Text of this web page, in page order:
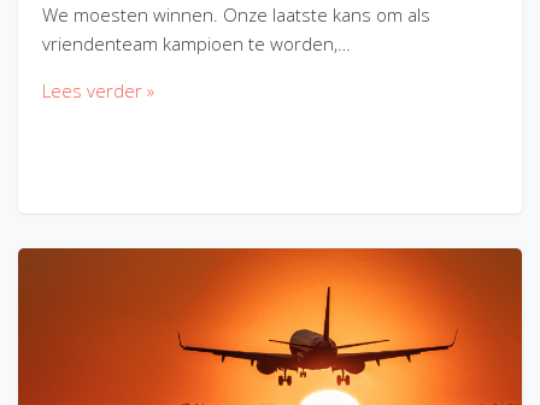
We moesten winnen. Onze laatste kans om als
vriendenteam kampioen te worden,…
Lees verder »